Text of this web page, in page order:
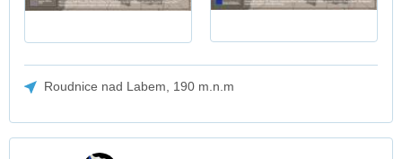
Roudnice nad Labem, 190 m.n.m